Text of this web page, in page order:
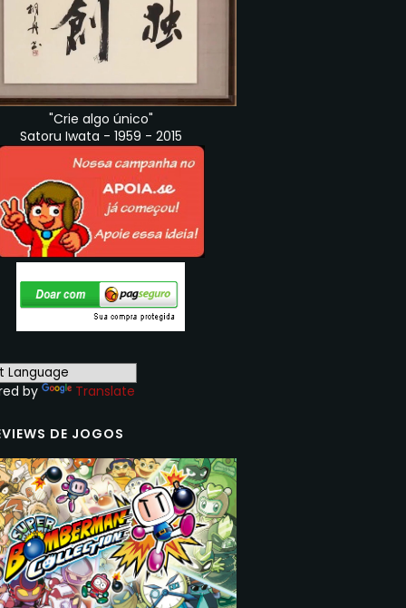
"Crie algo único"
Satoru Iwata - 1959 - 2015
by Translate
DE JOGOS